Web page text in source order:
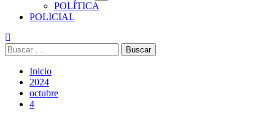
POLÍTICA
POLICIAL
Buscar:
Inicio
2024
octubre
4